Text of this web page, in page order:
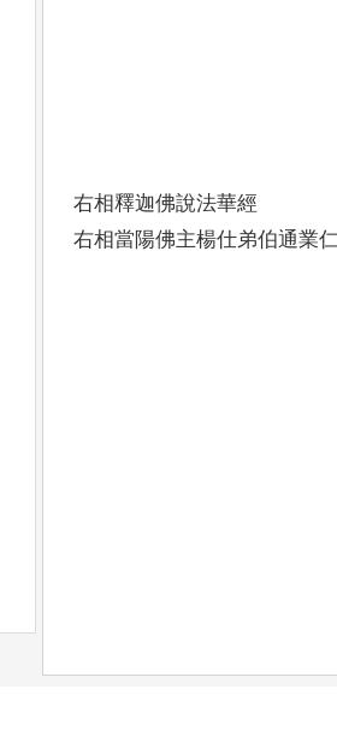
右相釋迦佛說法華經
右相當陽佛主楊仕弟伯通業